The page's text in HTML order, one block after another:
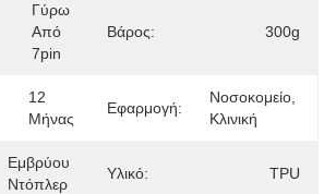
Γύρω
Από
7pin
Βάρος: 300g
12
Μήνας
Εφαρμογή:
Νοσοκομείο,
Κλινική
Εμβρύου
Ντόπλερ
Υλικό: TPU